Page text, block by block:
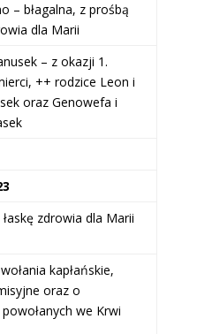
– błagalna, z prośbą
dla Marii
– z okazji 1.
++ rodzice Leon i
oraz Genowefa i
zdrowia dla Marii
kapłańskie,
oraz o
we Krwi